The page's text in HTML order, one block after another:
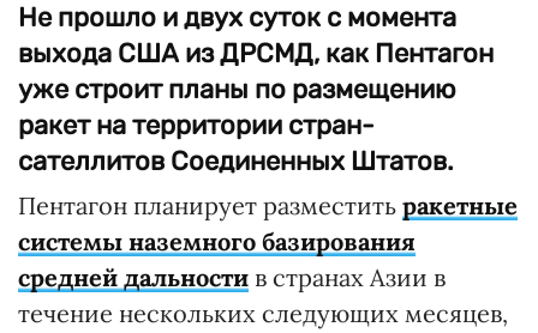
Не прошло и двух суток с момента
выхода США из ДРСМД, как Пентагон
уже строит планы по размещению
ракет на территории стран-
сателлитов Соединенных Штатов.
Пентагон планирует разместить ракетные
системы наземного базирования
средней дальности в странах Азии в
течение нескольких следующих месяцев,